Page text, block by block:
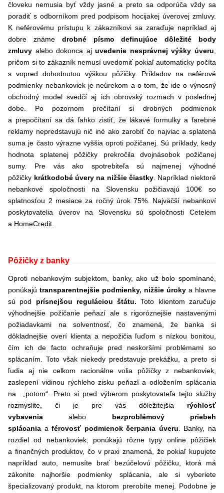
človeku nemusia byť vždy jasné a preto sa odporúča vždy sa
poradiť s odborníkom pred podpisom hocijakej úverovej zmluvy.
K neférovému prístupu k zákazníkovi sa zaraďuje napríklad aj
dobre známe drobné písmo definujúce dôležité body
zmluvy alebo dokonca ajuvedenie nesprávnej výšky úveru
pričom si to zákazník nemusí uvedomiť pokiaľ automaticky počíta
s vopred dohodnutou výškou pôžičky. Príkladov na neférové
podmienky nebankoviek je neúrekom a o tom, že ide o výnosný
obchodný model svedčí aj ich obrovský rozmach v poslednej
dobe. Po pozornom prečítaní si drobných podmienok
a prepočítaní sa dá ľahko zistiť, že lákavé formulky a farebné
reklamy nepredstavujú nič iné ako zarobiť čo najviac a splatená
suma je často výrazne vyššia oproti požičanej. Sú príklady, kedy
hodnota splatenej pôžičky prekročila dvojnásobok požičanej
sumy. Pre vás ako spotrebiteľa sú najmenej výhodné
pôžičky krátkodobé úvery na nižšie čiastky . Napríklad niektoré
nebankové spoločnosti na Slovensku požičiavajú 100€ so
splatnosťou 2 mesiace za ročný úrok 75%. Najväčší nebankoví
poskytovatelia úverov na Slovensku sú spoločnosti Cetelem
a HomeCredit.
Pôžičky z banky
Oproti nebankovým subjektom, banky, ako už bolo spomínané,
ponúkajútransparentnejšie podmienky, nižšie úroky a hlavne
sú pod prísnejšou reguláciou štátu. Toto klientom zaručuje
výhodnejšie požičanie peňazí ale s rigoróznejšie nastavenými
požiadavkami na solventnosť, čo znamená, že banka si
dôkladnejšie overí klienta a nepožičia ľuďom s nízkou bonitou,
čím ich de facto ochraňuje pred neskoršími problémami so
splácaním. Toto však niekedy predstavuje prekážku, a preto si
ľudia aj nie celkom racionálne volia pôžičky z nebankoviek,
zaslepení vidinou rýchleho zisku peňazí a odložením splácania
na „potom“. Preto si pred výberom poskytovateľa tejto služby
rozmyslite, či je pre vás dôležitejšia rýchlosť
vybavenia alebo bezproblémový priebeh
splácania aférovosť podmienok čerpania úveru. Banky, na
rozdiel od nebankoviek, ponúkajú rôzne typy online pôžičiek
a finančných produktov, čo v praxi znamená, že pokiaľ kupujete
napríklad auto, nemusíte brať bezúčelovú pôžičku, ktorá má
zákonite najhoršie podmienky splácania, ale si vyberiete
špecializovaný produkt, na ktorom prerobíte menej. Podobne je